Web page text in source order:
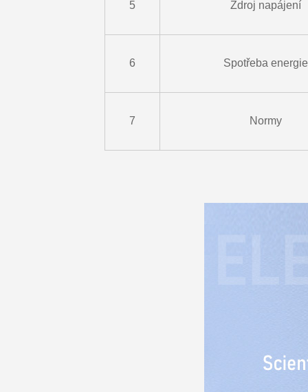
5 Zdroj napájení
6 Spotřeba energie
7 Normy